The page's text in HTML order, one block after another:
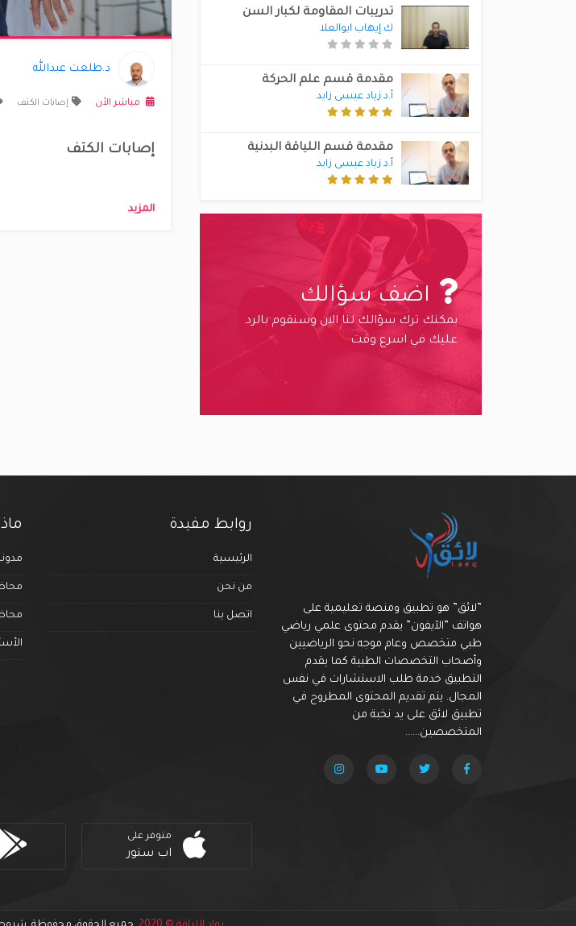
تدريبات المقاومة لكبار السن
ك.إيهاب ابوالعلا
مقدمة قسم علم الحركة
أ.د زياد عيسى زايد
مقدمة قسم اللياقة البدنية
أ.د زياد عيسى زايد
اضف سؤالك
يمكنك ترك سؤالك لنا الان وسنقوم بالرد
عليك في اسرع وقت
د.طلعت عبدالله
مباشر الأن إصابات الكتف
إصابات الكتف
المزيد
”لائق” هو تطبيق ومنصة تعليمية على
هواتف ”الآيفون” يقدم محتوى علمي رياضي
طبي متخصص وعام موجه نحو الرياضيين
وأصحاب التخصصات الطبية كما يقدم
التطبيق خدمة طلب الاستشارات في نفس
المجال. يتم تقديم المحتوى المطروح في
تطبيق لائق على يد نخبة من
المتخصصين......
روابط مفيدة
الرئيسية
من نحن
اتصل بنا
متوفر على
اب ستور